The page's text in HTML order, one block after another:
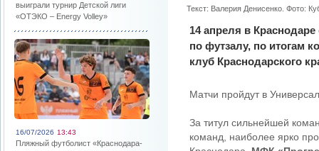
выиграли турнир Детской лиги
«ОТЭКО – Energy Volley»
16/07/2026 13:43
Пляжный футболист «Краснодара-
Текст: Валерия Денисенко. Фото:
14 апреля в
по футзалу, по итогам
клуб Краснодарского
Матчи пройдут в
За титул сильнейшей
команд, наиболее ярко